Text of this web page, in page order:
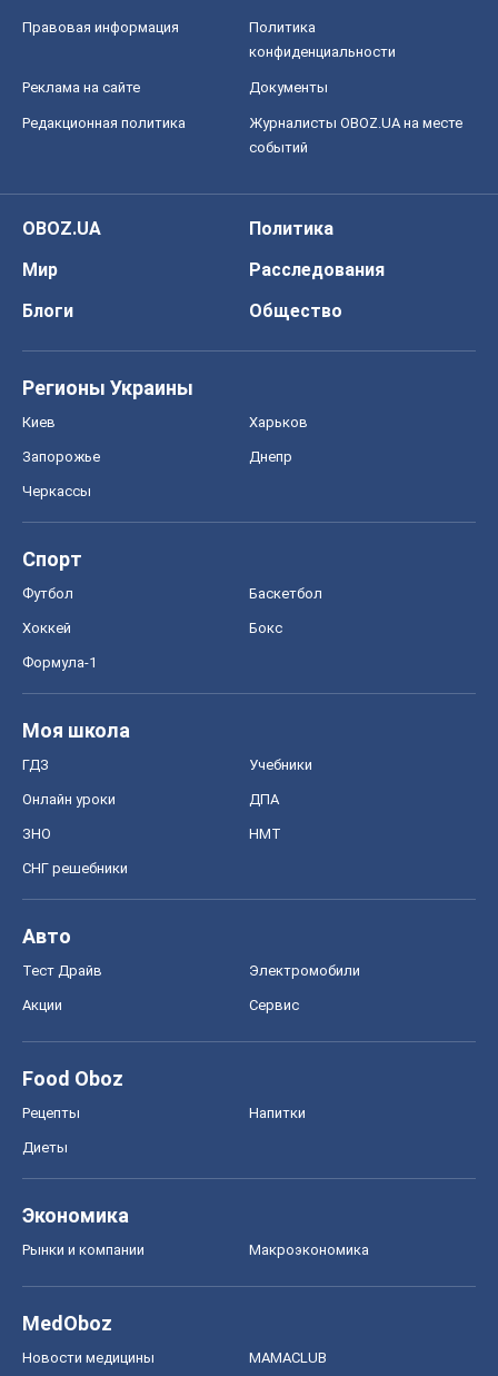
Правовая информация
Политика
конфиденциальности
Реклама на сайте Документы
Редакционная политика
Журналисты OBOZ.UA на месте
событий
OBOZ.UA
Политика
Мир
Расследования
Блоги
Общество
Регионы Украины
Киев Харьков
Запорожье Днепр
Черкассы
Спорт
Футбол Баскетбол
Хоккей Бокс
Формула-1
Моя школа
ГДЗ Учебники
Онлайн уроки ДПА
ЗНО НМТ
СНГ решебники
Авто
Тест Драйв Электромобили
Акции Сервис
Food Oboz
Рецепты Напитки
Диеты
Экономика
Рынки и компании Mакроэкономика
MedOboz
Новости медицины MAMACLUB